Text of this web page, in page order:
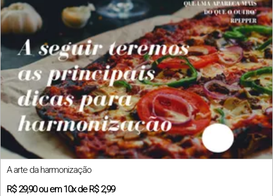
A arte da harmonização
R$29,90ou em10xde R$ 2,99